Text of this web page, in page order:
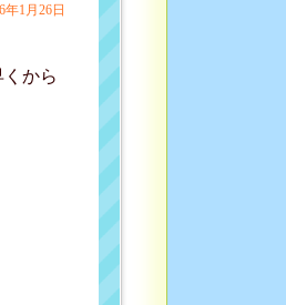
年1月26日
から